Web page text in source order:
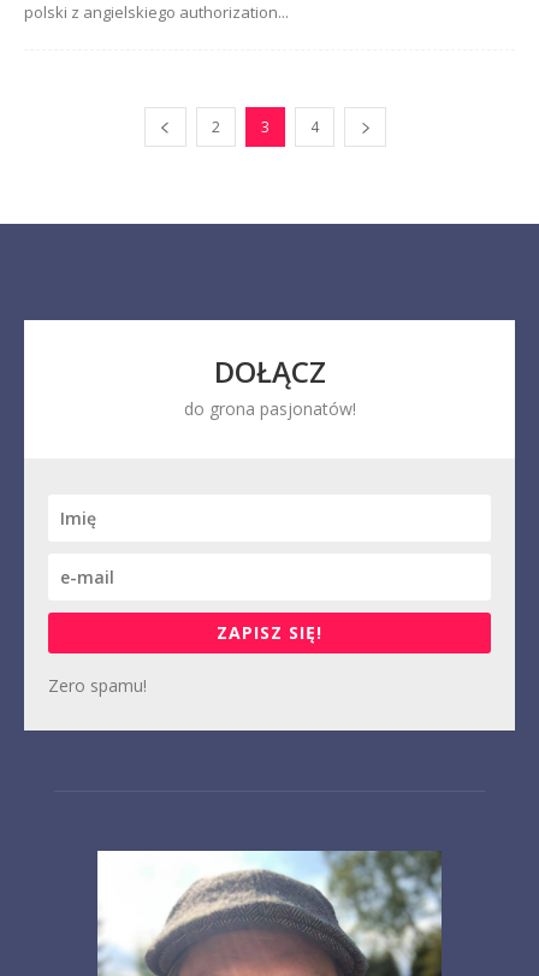
polski z angielskiego authorization...
2 3 4
DOŁĄCZ
do grona pasjonatów!
ZAPISZ SIĘ!
Zero spamu!